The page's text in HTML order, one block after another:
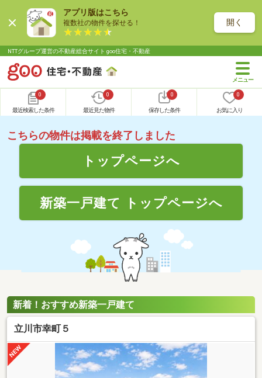
アプリ版はこちら
複数社の物件を探せる！ 開く
NTTグループ運営の不動産総合サイト goo住宅・不動産
0
最近検索した条件
0
最近見た物件
0
保存した条件
0
お気に入り
こちらの物件は掲載を終了しました
トップページへ
新築一戸建て トップページへ
新着！おすすめ新築一戸建て
立川市幸町５